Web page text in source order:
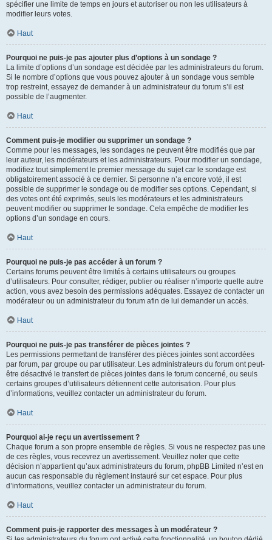
spécifier une limite de temps en jours et autoriser ou non les utilisateurs à
modifier leurs votes.
Haut
Pourquoi ne puis-je pas ajouter plus d’options à un sondage ?
La limite d’options d’un sondage est décidée par les administrateurs du forum.
Si le nombre d’options que vous pouvez ajouter à un sondage vous semble
trop restreint, essayez de demander à un administrateur du forum s’il est
possible de l’augmenter.
Haut
Comment puis-je modifier ou supprimer un sondage ?
Comme pour les messages, les sondages ne peuvent être modifiés que par
leur auteur, les modérateurs et les administrateurs. Pour modifier un sondage,
modifiez tout simplement le premier message du sujet car le sondage est
obligatoirement associé à ce dernier. Si personne n’a encore voté, il est
possible de supprimer le sondage ou de modifier ses options. Cependant, si
des votes ont été exprimés, seuls les modérateurs et les administrateurs
peuvent modifier ou supprimer le sondage. Cela empêche de modifier les
options d’un sondage en cours.
Haut
Pourquoi ne puis-je pas accéder à un forum ?
Certains forums peuvent être limités à certains utilisateurs ou groupes
d’utilisateurs. Pour consulter, rédiger, publier ou réaliser n’importe quelle autre
action, vous avez besoin des permissions adéquates. Essayez de contacter un
modérateur ou un administrateur du forum afin de lui demander un accès.
Haut
Pourquoi ne puis-je pas transférer de pièces jointes ?
Les permissions permettant de transférer des pièces jointes sont accordées
par forum, par groupe ou par utilisateur. Les administrateurs du forum ont peut-
être désactivé le transfert de pièces jointes dans le forum concerné, ou seuls
certains groupes d’utilisateurs détiennent cette autorisation. Pour plus
d’informations, veuillez contacter un administrateur du forum.
Haut
Pourquoi ai-je reçu un avertissement ?
Chaque forum a son propre ensemble de règles. Si vous ne respectez pas une
de ces règles, vous recevrez un avertissement. Veuillez noter que cette
décision n’appartient qu’aux administrateurs du forum, phpBB Limited n’est en
aucun cas responsable du règlement instauré sur cet espace. Pour plus
d’informations, veuillez contacter un administrateur du forum.
Haut
Comment puis-je rapporter des messages à un modérateur ?